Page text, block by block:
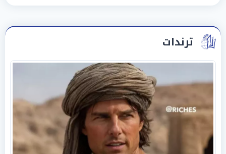
ترندات